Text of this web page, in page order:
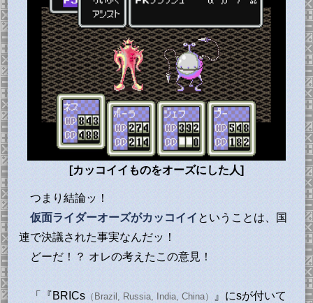
[カッコイイものをオーズにした人]
つまり結論ッ！
仮面ライダーオーズがカッコイイ ということは、国
連で決議された事実なんだッ！
どーだ！？ オレの考えたこの意見！
「『BRICs （Brazil, Russia, India, China）
』にsが付いて